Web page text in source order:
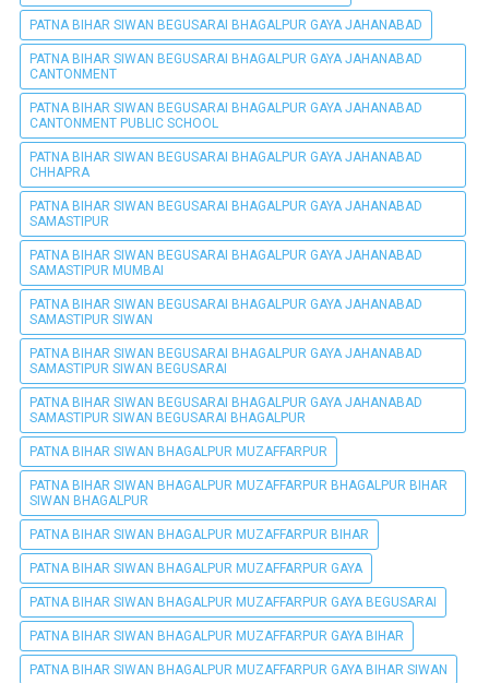
PATNA BIHAR SIWAN BEGUSARAI BHAGALPUR GAYA JAHANABAD
PATNA BIHAR SIWAN BEGUSARAI BHAGALPUR GAYA JAHANABAD
CANTONMENT
PATNA BIHAR SIWAN BEGUSARAI BHAGALPUR GAYA JAHANABAD
CANTONMENT PUBLIC SCHOOL
PATNA BIHAR SIWAN BEGUSARAI BHAGALPUR GAYA JAHANABAD
CHHAPRA
PATNA BIHAR SIWAN BEGUSARAI BHAGALPUR GAYA JAHANABAD
SAMASTIPUR
PATNA BIHAR SIWAN BEGUSARAI BHAGALPUR GAYA JAHANABAD
SAMASTIPUR MUMBAI
PATNA BIHAR SIWAN BEGUSARAI BHAGALPUR GAYA JAHANABAD
SAMASTIPUR SIWAN
PATNA BIHAR SIWAN BEGUSARAI BHAGALPUR GAYA JAHANABAD
SAMASTIPUR SIWAN BEGUSARAI
PATNA BIHAR SIWAN BEGUSARAI BHAGALPUR GAYA JAHANABAD
SAMASTIPUR SIWAN BEGUSARAI BHAGALPUR
PATNA BIHAR SIWAN BHAGALPUR MUZAFFARPUR
PATNA BIHAR SIWAN BHAGALPUR MUZAFFARPUR BHAGALPUR BIHAR
SIWAN BHAGALPUR
PATNA BIHAR SIWAN BHAGALPUR MUZAFFARPUR BIHAR
PATNA BIHAR SIWAN BHAGALPUR MUZAFFARPUR GAYA
PATNA BIHAR SIWAN BHAGALPUR MUZAFFARPUR GAYA BEGUSARAI
PATNA BIHAR SIWAN BHAGALPUR MUZAFFARPUR GAYA BIHAR
PATNA BIHAR SIWAN BHAGALPUR MUZAFFARPUR GAYA BIHAR SIWAN